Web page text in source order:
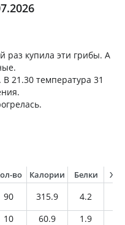
раз купила эти грибы. А
21.30 температура 31
во Калории Белки
90 315.9 4.2
10 60.9 1.9